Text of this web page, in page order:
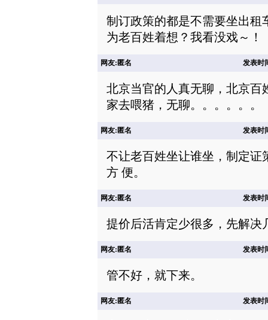
制订政策的都是不需要坐出租
为老百姓着想？我看没戏～！
网友:匿名 发表时
北京当官的人真无聊，北京百
家去喂猪，无聊。。。。。。
网友:匿名 发表时
不让老百姓坐让谁坐，制定证
方 便。
网友:匿名 发表时
提价后活肯定少很多，先解决
网友:匿名 发表时
管不好，就下来。
网友:匿名 发表时